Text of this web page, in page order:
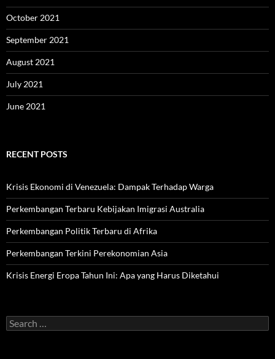
October 2021
September 2021
August 2021
July 2021
June 2021
RECENT POSTS
Krisis Ekonomi di Venezuela: Dampak Terhadap Warga
Perkembangan Terbaru Kebijakan Imigrasi Australia
Perkembangan Politik Terbaru di Afrika
Perkembangan Terkini Perekonomian Asia
Krisis Energi Eropa Tahun Ini: Apa yang Harus Diketahui
Search
for: